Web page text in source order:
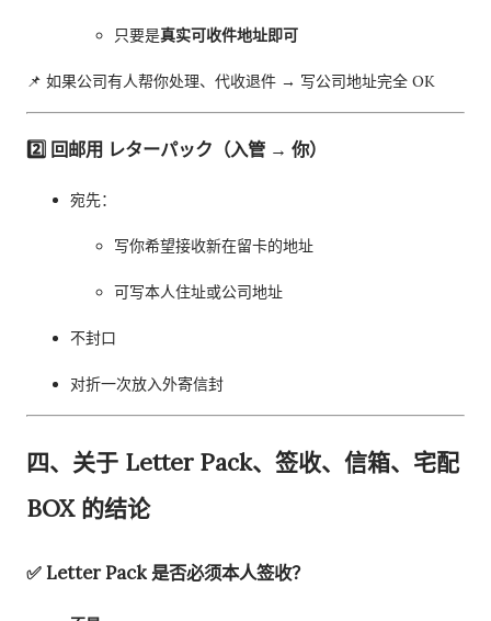
只要是真实可收件地址即可
📌 如果公司有人帮你处理、代收退件 → 写公司地址完全 OK
2️⃣ 回邮用 レターパック（入管 → 你）
宛先：
写你希望接收新在留卡的地址
可写本人住址或公司地址
不封口
对折一次放入外寄信封
四、关于 Letter Pack、签收、信箱、宅配
BOX 的结论
✅ Letter Pack 是否必须本人签收？